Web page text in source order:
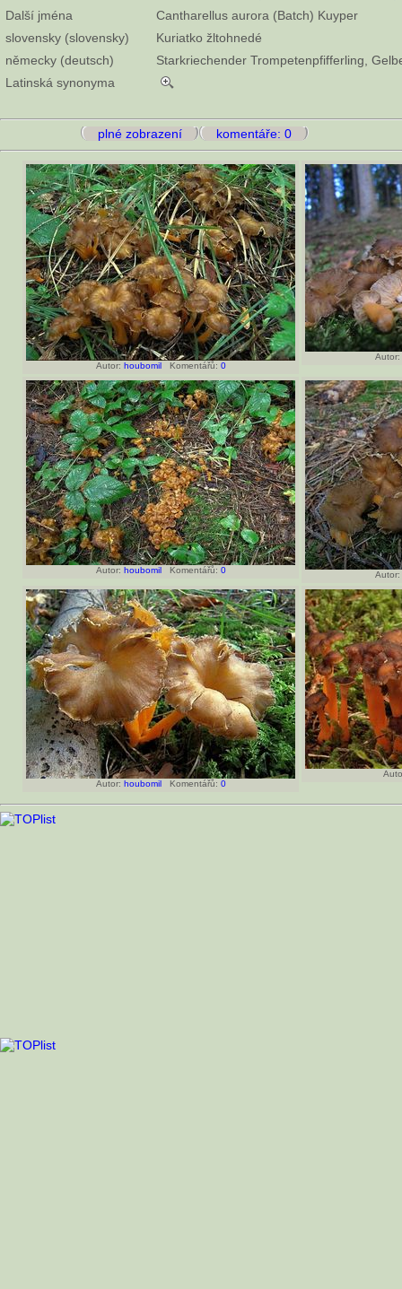
Další jména
Cantharellus aurora (Batch) Kuyper
slovensky (slovensky)
Kuriatko žltohnedé
německy (deutsch)
Starkriechender Trompetenpfifferling,
Latinská synonyma